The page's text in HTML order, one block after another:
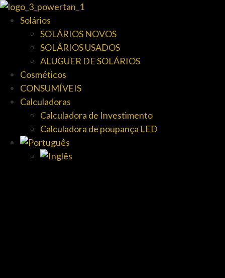
Solários
SOLÁRIOS NOVOS
SOLÁRIOS USADOS
ALUGUER DE SOLÁRIOS
Cosméticos
CONSUMÍVEIS
Calculadoras
Calculadora de Investimento
Calculadora de poupança LED